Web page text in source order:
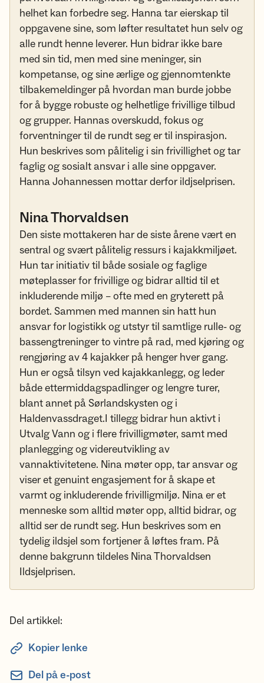
helhet kan forbedre seg. Hanna tar eierskap til
oppgavene sine, som løfter resultatet hun selv og
alle rundt henne leverer. Hun bidrar ikke bare
med sin tid, men med sine meninger, sin
kompetanse, og sine ærlige og gjennomtenkte
tilbakemeldinger på hvordan man burde jobbe
for å bygge robuste og helhetlige frivillige tilbud
og grupper. Hannas overskudd, fokus og
forventninger til de rundt seg er til inspirasjon.
Hun beskrives som pålitelig i sin frivillighet og tar
faglig og sosialt ansvar i alle sine oppgaver.
Hanna Johannessen mottar derfor ildjselprisen.
Nina Thorvaldsen
Den siste mottakeren har de siste årene vært en
sentral og svært pålitelig ressurs i kajakkmiljøet.
Hun tar initiativ til både sosiale og faglige
møteplasser for frivillige og bidrar alltid til et
inkluderende miljø – ofte med en gryterett på
bordet. Sammen med mannen sin hatt hun
ansvar for logistikk og utstyr til samtlige rulle- og
bassengtreninger to vintre på rad, med kjøring og
rengjøring av 4 kajakker på henger hver gang.
Hun er også tilsyn ved kajakkanlegg, og leder
både ettermiddagspadlinger og lengre turer,
blant annet på Sørlandskysten og i
Haldenvassdraget.I tillegg bidrar hun aktivt i
Utvalg Vann og i flere frivilligmøter, samt med
planlegging og videreutvikling av
vannaktivitetene. Nina møter opp, tar ansvar og
viser et genuint engasjement for å skape et
varmt og inkluderende frivilligmiljø. Nina er et
menneske som alltid møter opp, alltid bidrar, og
alltid ser de rundt seg. Hun beskrives som en
tydelig ildsjel som fortjener å løftes fram. På
denne bakgrunn tildeles Nina Thorvaldsen
Ildsjelprisen.
Del artikkel:
Kopier lenke
Del på e-post